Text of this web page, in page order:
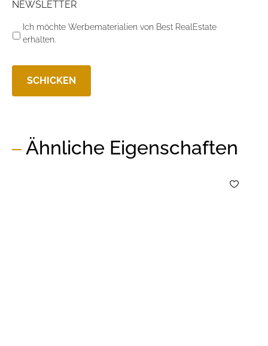
NEWSLETTER
Ich möchte Werbematerialien von Best RealEstate
erhalten.
Ähnliche Eigenschaften